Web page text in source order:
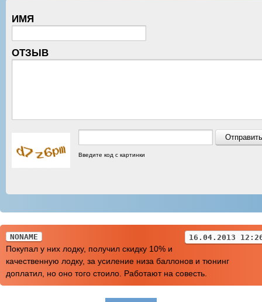
ИМЯ
ОТЗЫВ
Введите код с картинки
NONAME 16.04.2013
Покупал у них лодку, получил скидку 10% и
качественную лодку, за усиление низа баллонов и тюнинг
доплатил, но оно того стоило. Работают на совесть.